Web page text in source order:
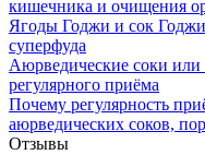
кишечника и очищения
Ягоды Годжи и сок
суперфуда
Аюрведические соки
регулярного приёма
Почему регулярность
аюрведических соков,
Отзывы